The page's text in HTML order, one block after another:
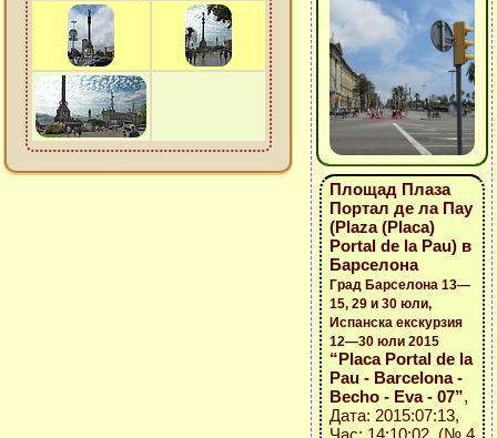
Площад Плаза
Портал де ла Пау
(Plaza (Placa)
Portal de la Pau) в
Барселона
Град Барселона 13—
15, 29 и 30 юли,
Испанска екскурзия
12—30 юли 2015
“Placa Portal de la
Pau - Barcelona -
Becho - Eva - 07”,
Дата: 2015:07:13,
Час: 14:10:02 (№ 4